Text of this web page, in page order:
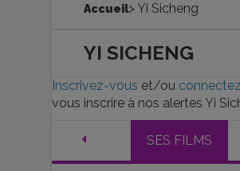
Accueil> Yi Sicheng
YI SICHENG
Inscrivez-vous et/ou
vous inscrire à nos alertes Yi
SES FILMS